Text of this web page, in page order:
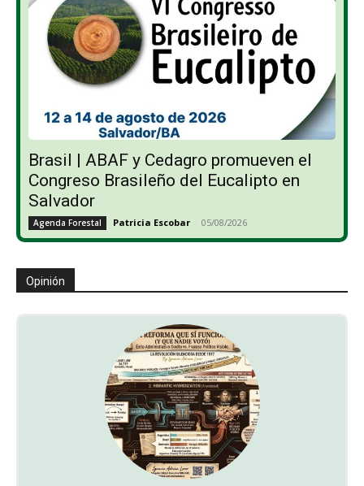
Brasil | ABAF y Cedagro promueven el
Congreso Brasileño del Eucalipto en
Salvador
Agenda Forestal Patricia Escobar - 05/08/2026
Opinión